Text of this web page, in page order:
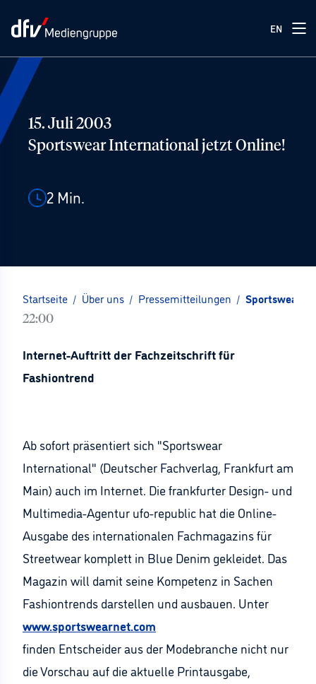
EN
15. Juli 2003
Sportswear International jetzt Online!
2 Min.
Startseite / Über uns / Pressemitteilungen / Sportswear
22:00
Internet-Auftritt der Fachzeitschrift für
Fashiontrend
Ab sofort präsentiert sich "Sportswear
International" (Deutscher Fachverlag, Frankfurt am
Main) auch im Internet. Die frankfurter Design- und
Multimedia-Agentur ufo-republic hat die Online-
Ausgabe des internationalen Fachmagazins für
Streetwear komplett in Blue Denim gekleidet. Das
Magazin will damit seine Kompetenz in Sachen
Fashiontrends darstellen und ausbauen. Unter
www.sportswearnet.com
finden Entscheider aus der Modebranche nicht nur
die Vorschau auf die aktuelle Printausgabe,